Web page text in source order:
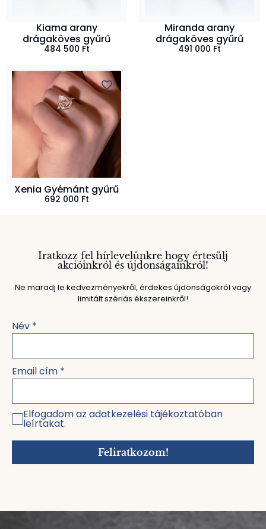
Kiama arany
drágaköves gyűrű
484 500 Ft
Miranda arany
drágaköves gyűrű
491 000 Ft
Xenia Gyémánt gyűrű
692 000 Ft
Iratkozz fel hírlevelünkre hogy értesülj
akcióinkról és újdonságainkról!
Ne maradj le kedvezményekről, érdekes újdonságokról vagy
limitált szériás ékszereinkről!
Név *
Email cím *
Elfogadom az adatkezelési tájékoztatóban
leírtakat.
Feliratkozom!